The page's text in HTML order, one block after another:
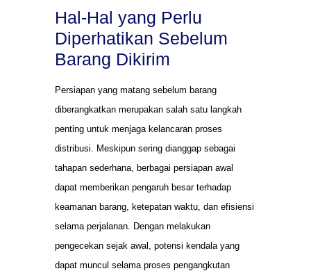
Hal-Hal yang Perlu
Diperhatikan Sebelum
Barang Dikirim
Persiapan yang matang sebelum barang
diberangkatkan merupakan salah satu langkah
penting untuk menjaga kelancaran proses
distribusi. Meskipun sering dianggap sebagai
tahapan sederhana, berbagai persiapan awal
dapat memberikan pengaruh besar terhadap
keamanan barang, ketepatan waktu, dan efisiensi
selama perjalanan. Dengan melakukan
pengecekan sejak awal, potensi kendala yang
dapat muncul selama proses pengangkutan